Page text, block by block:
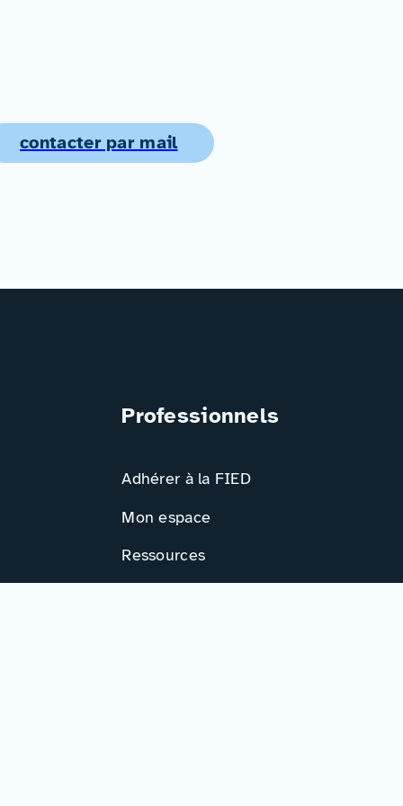
contacter par mail
Professionnels
Adhérer à la FIED
Mon espace
Ressources